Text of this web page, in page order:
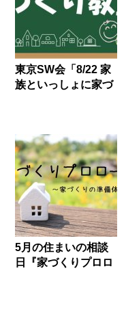
東京SW会「8/22 家
族といっしょに家づ
5月の住まいの相談
日『家づくりプロロ